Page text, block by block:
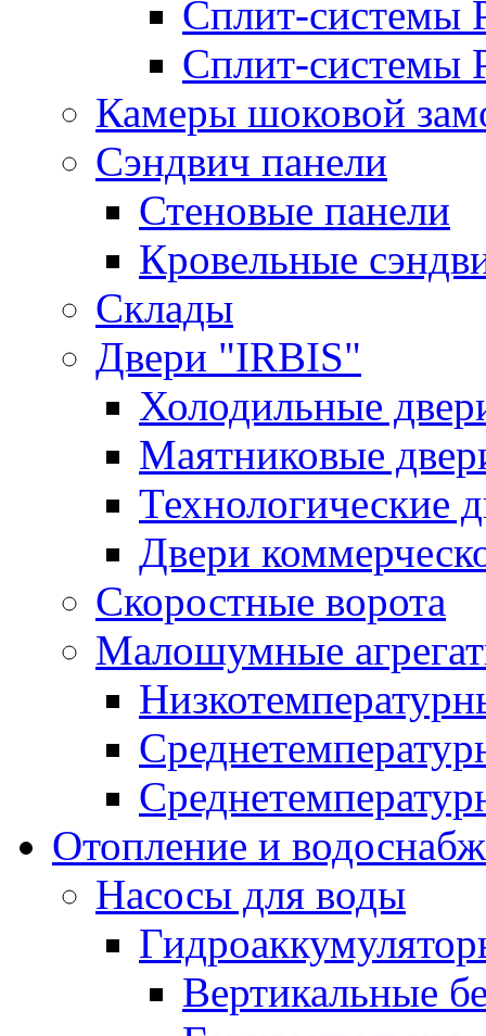
Сплит-системы
Сплит-системы
Камеры шоковой
Сэндвич панели
Стеновые панели
Кровельные
Склады
Двери "IRBIS"
Холодильные
Маятниковые
Технологические
Двери
Скоростные ворота
Малошумные
Отопление и
Насосы для воды
Вертикальные